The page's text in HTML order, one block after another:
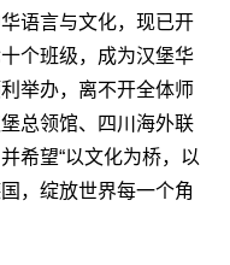
语言与文化，现已开
个班级，成为汉堡华
举办，离不开全体师
总领馆、四川海外联
希望“以文化为桥，以
，绽放世界每一个角